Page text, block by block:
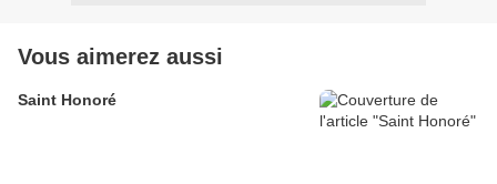
Vous aimerez aussi
Saint Honoré